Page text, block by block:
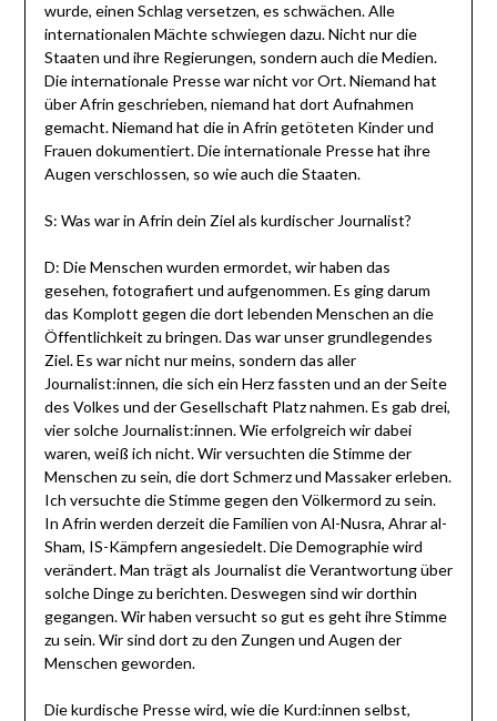
wurde, einen Schlag versetzen, es schwächen. Alle
internationalen Mächte schwiegen dazu. Nicht nur die
Staaten und ihre Regierungen, sondern auch die Medien.
Die internationale Presse war nicht vor Ort. Niemand hat
über Afrin geschrieben, niemand hat dort Aufnahmen
gemacht. Niemand hat die in Afrin getöteten Kinder und
Frauen dokumentiert. Die internationale Presse hat ihre
Augen verschlossen, so wie auch die Staaten.
S: Was war in Afrin dein Ziel als kurdischer Journalist?
D: Die Menschen wurden ermordet, wir haben das
gesehen, fotografiert und aufgenommen. Es ging darum
das Komplott gegen die dort lebenden Menschen an die
Öffentlichkeit zu bringen. Das war unser grundlegendes
Ziel. Es war nicht nur meins, sondern das aller
Journalist:innen, die sich ein Herz fassten und an der Seite
des Volkes und der Gesellschaft Platz nahmen. Es gab drei,
vier solche Journalist:innen. Wie erfolgreich wir dabei
waren, weiß ich nicht. Wir versuchten die Stimme der
Menschen zu sein, die dort Schmerz und Massaker erleben.
Ich versuchte die Stimme gegen den Völkermord zu sein.
In Afrin werden derzeit die Familien von Al-Nusra, Ahrar al-
Sham, IS-Kämpfern angesiedelt. Die Demographie wird
verändert. Man trägt als Journalist die Verantwortung über
solche Dinge zu berichten. Deswegen sind wir dorthin
gegangen. Wir haben versucht so gut es geht ihre Stimme
zu sein. Wir sind dort zu den Zungen und Augen der
Menschen geworden.
Die kurdische Presse wird, wie die Kurd:innen selbst,